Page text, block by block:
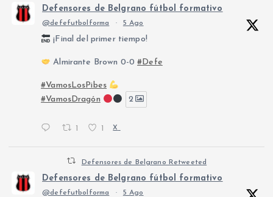
Defensores de Belgrano fútbol formativo
@defefutbolforma · 5 Ago
¡Final del primer tiempo!
Almirante Brown 0-0#Defe
#VamosLosPibes
#VamosDragón
2
1 1 X
Defensores de Belgrano Retweeted
Defensores de Belgrano fútbol formativo
@defefutbolforma · 5 Ago